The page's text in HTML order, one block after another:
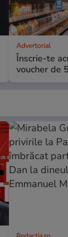
Advertorial
Înscrie-te
voucher de